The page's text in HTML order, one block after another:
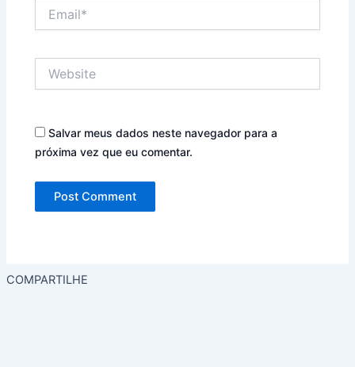
Salvar meus dados neste navegador para a
próxima vez que eu comentar.
COMPARTILHE